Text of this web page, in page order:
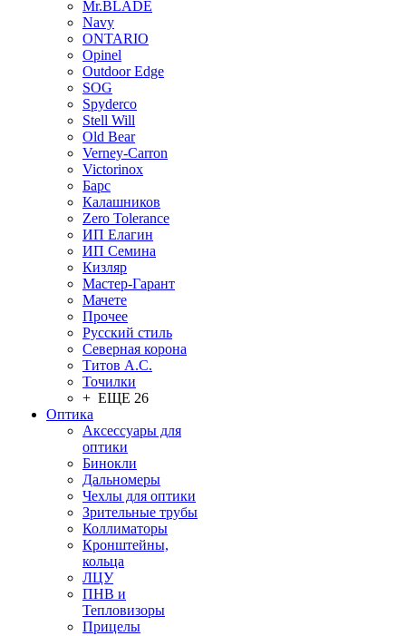
Mr.BLADE
Navy
ONTARIO
Opinel
Outdoor Edge
SOG
Spyderco
Stell Will
Old Bear
Verney-Carron
Victorinox
Барс
Калашников
Zero Tolerance
ИП Елагин
ИП Семина
Кизляр
Мастер-Гарант
Мачете
Прочее
Русский стиль
Северная корона
Титов А.С.
Точилки
+ ЕЩЕ 26
Оптика
Аксессуары для
оптики
Бинокли
Дальномеры
Чехлы для оптики
Зрительные трубы
Коллиматоры
Кронштейны,
кольца
ЛЦУ
ПНВ и
Тепловизоры
Прицелы